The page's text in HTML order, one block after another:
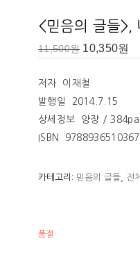
<믿음의 글들>,
11,500원 10,350원
저자 이재철
발행일 2014.7.15
상세정보 양장 /
ISBN 9788936510367
카테고리: 믿음의 글들 전
품절